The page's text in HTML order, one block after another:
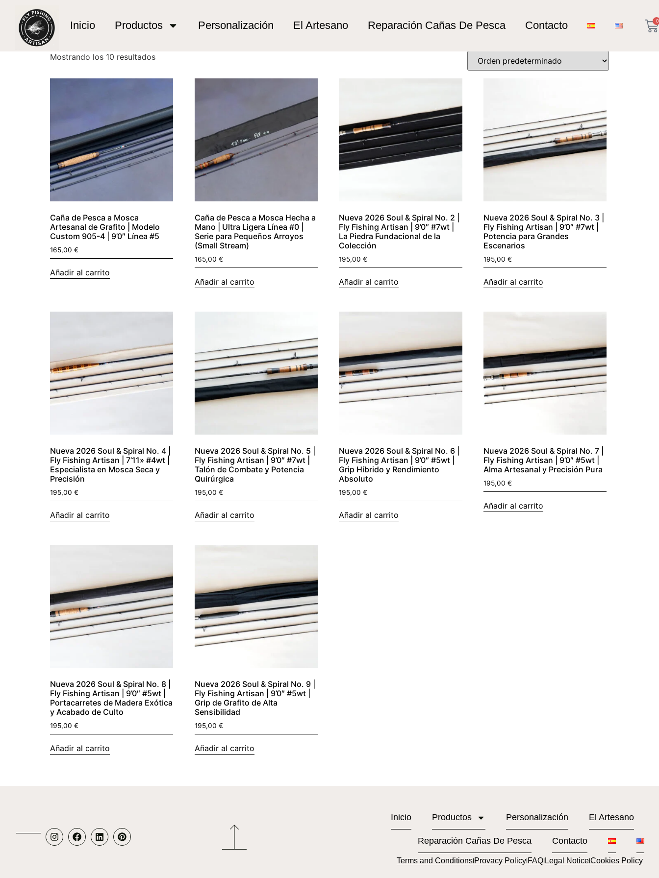
Inicio Productos Personalización El Artesano Reparación Cañas De Pesca Contacto 0
pesca trucha rio miera
Mostrando los 10 resultados
Caña de Pesca a Mosca
Artesanal de Grafito | Modelo
Custom 905-4 | 9’0″ Línea #5
165,00 €
Añadir al carrito
Caña de Pesca a Mosca Hecha a
Mano | Ultra Ligera Línea #0 |
Serie para Pequeños Arroyos
(Small Stream)
165,00 €
Añadir al carrito
Nueva 2026 Soul & Spiral No. 2 |
Fly Fishing Artisan | 9’0″ #7wt |
La Piedra Fundacional de la
Colección
195,00€
Añadir al carrito
Nueva 2026 Soul & Spiral No. 3 |
Fly Fishing Artisan | 9’0″ #7wt |
Potencia para Grandes
Escenarios
195,00€
Añadir al carrito
Nueva 2026 Soul & Spiral No. 4 |
Fly Fishing Artisan | 7’11» #4wt |
Especialista en Mosca Seca y
Precisión
195,00 €
Añadir al carrito
Nueva 2026 Soul & Spiral No. 5 |
Fly Fishing Artisan | 9’0″ #7wt |
Talón de Combate y Potencia
Quirúrgica
195,00 €
Añadir al carrito
Nueva 2026 Soul & Spiral No. 6 |
Fly Fishing Artisan | 9’0″ #5wt |
Grip Híbrido y Rendimiento
Absoluto
195,00€
Añadir al carrito
Nueva 2026 Soul & Spiral No. 7 |
Fly Fishing Artisan | 9’0″ #5wt |
Alma Artesanal y Precisión Pura
195,00€
Añadir al carrito
Nueva 2026 Soul & Spiral No. 8 |
Fly Fishing Artisan | 9’0″ #5wt |
Portacarretes de Madera Exótica
y Acabado de Culto
195,00 €
Añadir al carrito
Nueva 2026 Soul & Spiral No. 9 |
Fly Fishing Artisan | 9’0″ #5wt |
Grip de Grafito de Alta
Sensibilidad
195,00 €
Añadir al carrito
Inicio Productos Personalización El Artesano
Reparación Cañas De Pesca Contacto
Terms and ConditionslProvacy PolicylFAQlLegal NoticelCookies Policy